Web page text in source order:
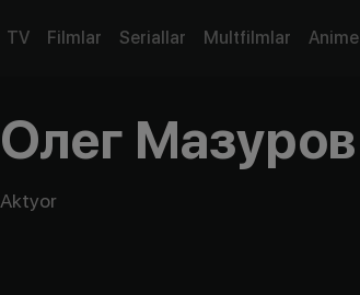
TV Filmlar Seriallar Multfilmlar Anime
Олег Мазуров
Aktyor